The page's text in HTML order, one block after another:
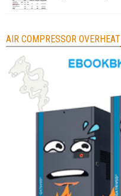
AIR COMPRESSOR OVERHEAT